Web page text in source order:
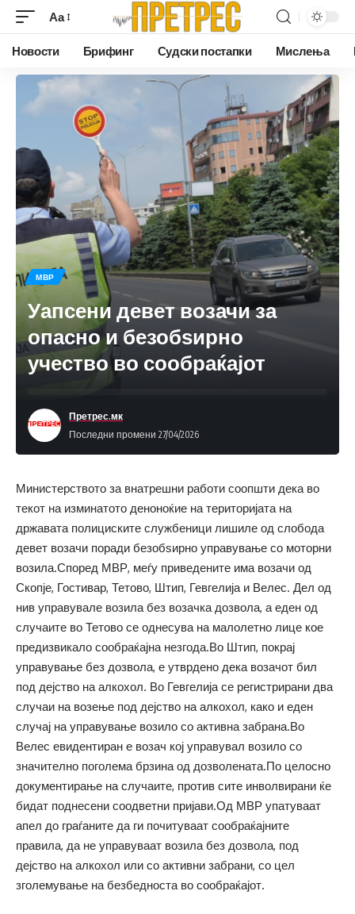
Аа
Новости Брифинг Судски постапки Мислења
МВР
Уапсени девет возачи за
опасно и безобѕирно
учество во сообраќајот
Последни промени 27/04/2026
Претрес.мк
Министерството за внатрешни работи соопшти дека во
текот на изминатото деноноќие на територијата на
државата полициските службеници лишиле од слобода
девет возачи поради безобѕирно управување со моторни
возила.Според МВР, меѓу приведените има возачи од
Скопје, Гостивар, Тетово, Штип, Гевгелија и Велес. Дел од
нив управувале возила без возачка дозвола, а еден од
случаите во Тетово се однесува на малолетно лице кое
предизвикало сообраќајна незгода.Во Штип, покрај
управување без дозвола, е утврдено дека возачот бил
под дејство на алкохол. Во Гевгелија се регистрирани два
случаи на возење под дејство на алкохол, како и еден
случај на управување возило со активна забрана.Во
Велес евидентиран е возач кој управувал возило со
значително поголема брзина од дозволената.По целосно
документирање на случаите, против сите инволвирани ќе
бидат поднесени соодветни пријави.Од МВР упатуваат
апел до граѓаните да ги почитуваат сообраќајните
правила, да не управуваат возила без дозвола, под
дејство на алкохол или со активни забрани, со цел
зголемување на безбедноста во сообраќајот.